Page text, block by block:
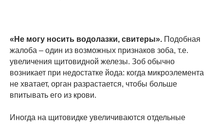
«Не могу носить водолазки, свитеры». Подобная
жалоба – один из возможных признаков зоба, т.е.
увеличения щитовидной железы. Зоб обычно
возникает при недостатке йода: когда микроэлемента
не хватает, орган разрастается, чтобы больше
впитывать его из крови.
Иногда на щитовидке увеличиваются отдельные